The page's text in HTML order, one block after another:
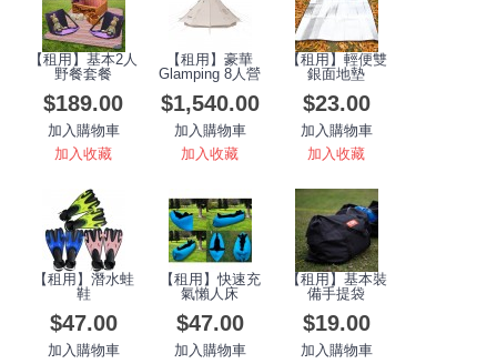
【租用】基本2人
野餐套餐
$189.00
加入購物車
加入收藏
【租用】豪華
Glamping 8人營
$1,540.00
加入購物車
加入收藏
【租用】輕便雙
銀面地墊
$23.00
加入購物車
加入收藏
【租用】潛水蛙
鞋
$47.00
加入購物車
【租用】快速充
氣懶人床
$47.00
加入購物車
【租用】基本裝
備手提袋
$19.00
加入購物車